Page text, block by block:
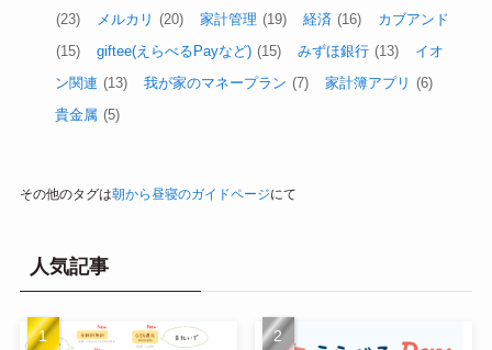
(23)
メルカリ (20) 家計管理 (19) 経済 (16)
カブアンド
(15)
giftee(えらべるPayなど) (15) みずほ銀行 (13)
イオ
ン関連 (13) 我が家のマネープラン (7) 家計簿アプリ (6)
貴金属 (5)
その他のタグは朝から昼寝のガイドページにて
人気記事